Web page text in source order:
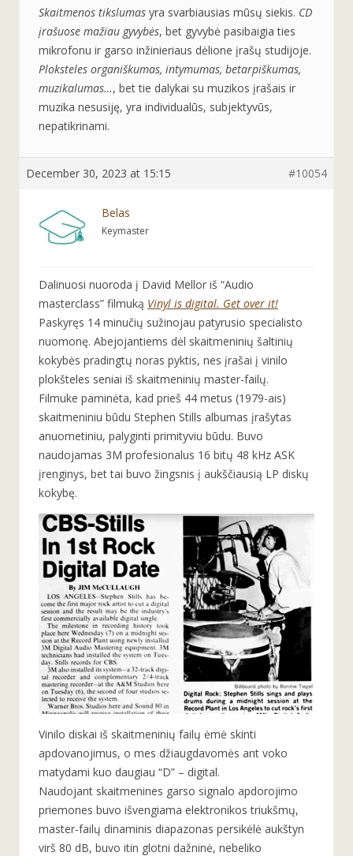
Skaitmenos tikslumas yra svarbiausias mūsų siekis. CD
įrašuose mažiau gyvybės, bet gyvybė pasibaigia ties
mikrofonu ir garso inžinieriaus dėlione įrašų studijoje.
Ploksteles organiškumas, intymumas, betarpiškumas,
muzikalumas…, bet tie dalykai su muzikos įrašais ir
muzika nesusiję, yra individualūs, subjektyvūs,
nepatikrinami.
December 30, 2023 at 15:15 #10054
Belas
Keymaster
Dalinuosi nuoroda į David Mellor iš “Audio
masterclass” filmuką Vinyl is digital. Get over it!
Paskyręs 14 minučių sužinojau patyrusio specialisto
nuomonę. Abejojantiems dėl skaitmeninių šaltinių
kokybės pradingtų noras pyktis, nes įrašai į vinilo
plokšteles seniai iš skaitmeninių master-failų.
Filmuke paminėta, kad prieš 44 metus (1979-ais)
skaitmeniniu būdu Stephen Stills albumas įrašytas
anuometiniu, palyginti primityviu būdu. Buvo
naudojamas 3M profesionalus 16 bitų 48 kHz ASK
įrenginys, bet tai buvo žingsnis į aukščiausią LP diskų
kokybę.
Vinilo diskai iš skaitmeninių failų ėmė skinti
apdovanojimus, o mes džiaugdavomės ant voko
matydami kuo daugiau “D” – digital.
Naudojant skaitmenines garso signalo apdorojimo
priemones buvo išvengiama elektronikos triukšmų,
master-failų dinaminis diapazonas persikėlė aukštyn
virš 80 dB, buvo itin glotni dažninė, nebeliko